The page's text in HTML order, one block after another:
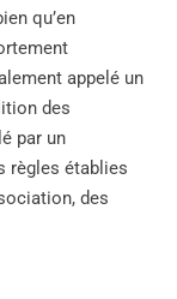
qu’en
appelé un
des
par un
règles établies
des